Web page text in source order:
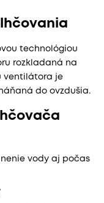
technológiou
rozkladaná na
ventilátora je
do ovzdušia.
vody aj počas